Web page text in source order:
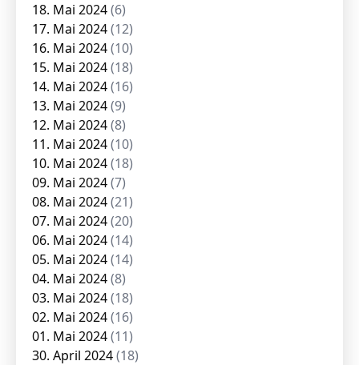
18. Mai 2024(6)
17. Mai 2024(12)
16. Mai 2024(10)
15. Mai 2024(18)
14. Mai 2024(16)
13. Mai 2024(9)
12. Mai 2024(8)
11. Mai 2024(10)
10. Mai 2024(18)
09. Mai 2024(7)
08. Mai 2024(21)
07. Mai 2024(20)
06. Mai 2024(14)
05. Mai 2024(14)
04. Mai 2024(8)
03. Mai 2024(18)
02. Mai 2024(16)
01. Mai 2024(11)
30. April 2024(18)